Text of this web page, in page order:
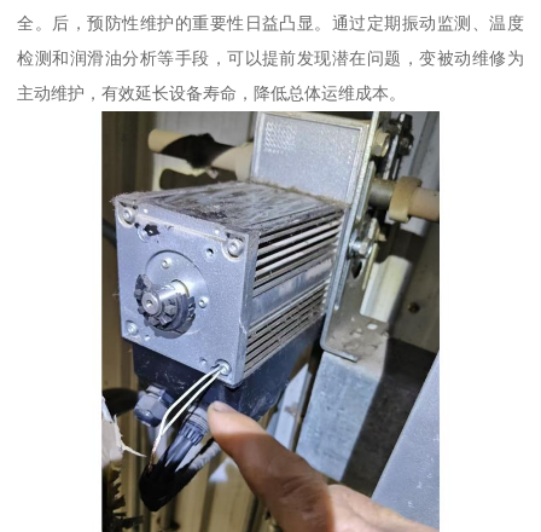
全。后，预防性维护的重要性日益凸显。通过定期振动监测、温度
检测和润滑油分析等手段，可以提前发现潜在问题，变被动维修为
主动维护，有效延长设备寿命，降低总体运维成本。